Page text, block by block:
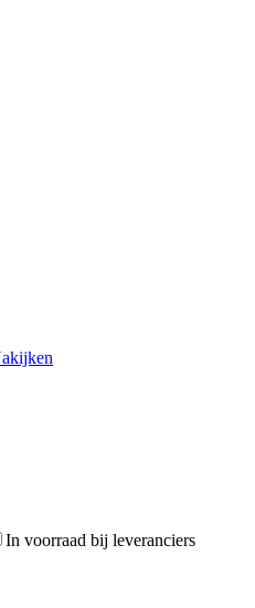
In voorraad bij leveranciers